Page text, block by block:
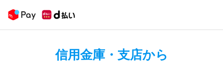
信用金庫・支店から